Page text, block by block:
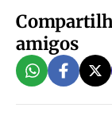
amigos